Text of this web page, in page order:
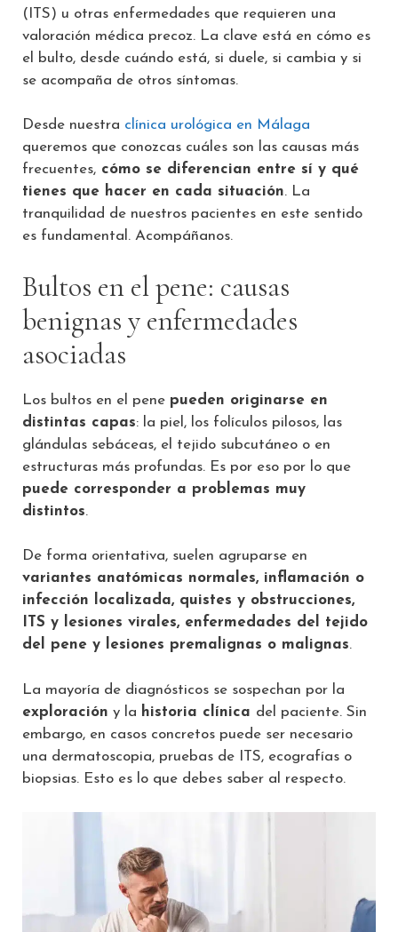
(ITS) u otras enfermedades que requieren una
valoración médica precoz. La clave está en cómo es
el bulto, desde cuándo está, si duele, si cambia y si
se acompaña de otros síntomas.
Desde nuestra clínica urológica en Málaga
queremos que conozcas cuáles son las causas más
frecuentes, cómo se diferencian entre sí y qué
tienes que hacer en cada situación. La
tranquilidad de nuestros pacientes en este sentido
es fundamental. Acompáñanos.
Bultos en el pene: causas
benignas y enfermedades
asociadas
Los bultos en el pene pueden originarse en
distintas capas: la piel, los folículos pilosos, las
glándulas sebáceas, el tejido subcutáneo o en
estructuras más profundas. Es por eso por lo que
puede corresponder a problemas muy
distintos.
De forma orientativa, suelen agruparse en
variantes anatómicas normales, inflamación o
infección localizada, quistes y obstrucciones,
ITS y lesiones virales, enfermedades del tejido
del pene y lesiones premalignas o malignas.
La mayoría de diagnósticos se sospechan por la
exploración y la historia clínica del paciente. Sin
embargo, en casos concretos puede ser necesario
una dermatoscopia, pruebas de ITS, ecografías o
biopsias. Esto es lo que debes saber al respecto.